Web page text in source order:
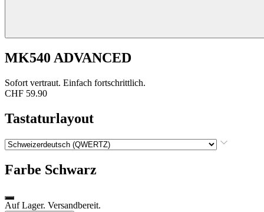
MK540 ADVANCED
Sofort vertraut. Einfach fortschrittlich.
CHF 59.90
Tastaturlayout
Farbe Schwarz
Auf Lager. Versandbereit.